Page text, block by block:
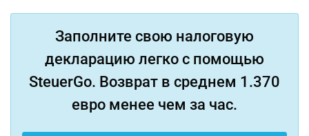
Заполните свою налоговую
декларацию легко с помощью
SteuerGo. Возврат в среднем 1.370
евро менее чем за час.